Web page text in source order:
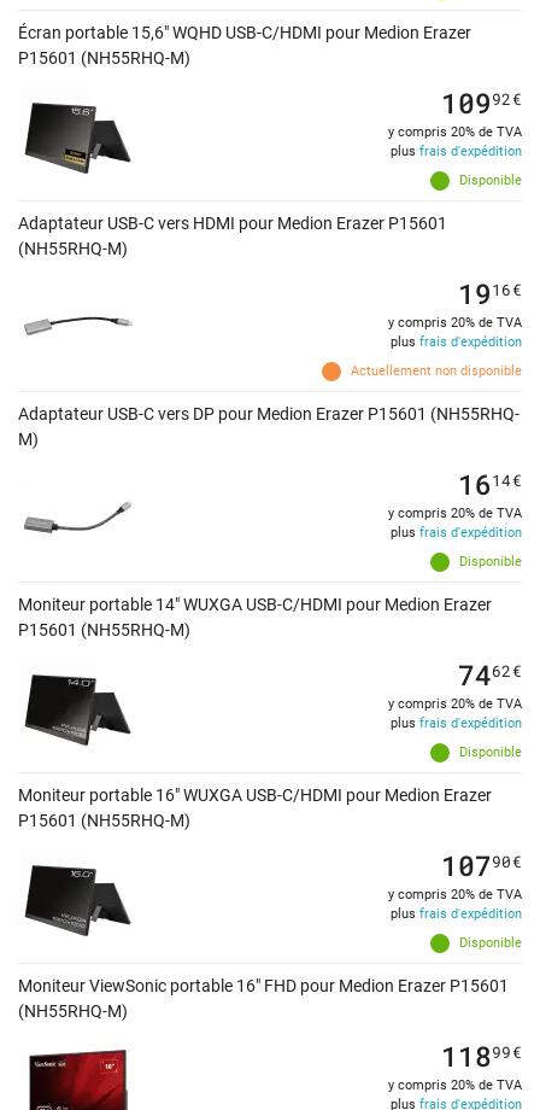
Écran portable 15,6" WQHD USB-C/HDMI pour Medion Erazer
P15601 (NH55RHQ-M)
Disponible
10992€
y compris 20% de TVA
plus frais d'expédition
Adaptateur USB-C vers HDMI pour Medion Erazer P15601
(NH55RHQ-M)
Actuellement non disponible
1916€
y compris 20% de TVA
plus frais d'expédition
Adaptateur USB-C vers DP pour Medion Erazer P15601 (NH55RHQ-
M)
Disponible
1614€
y compris 20% de TVA
plus frais d'expédition
Moniteur portable 14" WUXGA USB-C/HDMI pour Medion Erazer
P15601 (NH55RHQ-M)
Disponible
7462€
y compris 20% de TVA
plus frais d'expédition
Moniteur portable 16" WUXGA USB-C/HDMI pour Medion Erazer
P15601 (NH55RHQ-M)
Disponible
10790€
y compris 20% de TVA
plus frais d'expédition
Moniteur ViewSonic portable 16" FHD pour Medion Erazer P15601
(NH55RHQ-M)
11899€
y compris 20% de TVA
plus frais d'expédition